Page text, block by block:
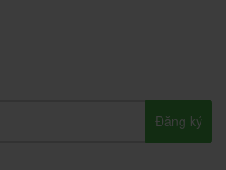
Đăng ký